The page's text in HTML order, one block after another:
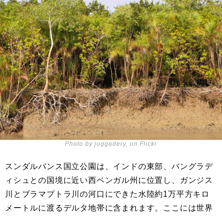
Photo by juggadery, on Flickr
スンダルバンス国立公園は、インドの東部、バングラデ
ィシュとの国境に近い西ベンガル州に位置し、ガンジス
川とブラマプトラ川の河口にできた水陸約1万平方キロ
メートルに渡るデルタ地帯に含まれます。ここには世界